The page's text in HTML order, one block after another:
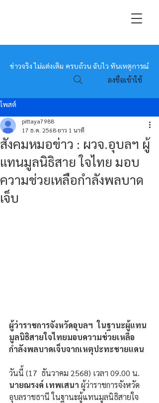
หมอข่าว
ข่าวจริง ไม่แต่งเติม ครบถ้วน ฉับไว ทันเหตุการณ์
ลงชื่อเข้าใช้
โพสต์
สังคมหมอข่าว : ผวจ.อุบลฯ ผู้
แทนมูลนิธิสาย ใจไทย มอบ
ความช่วยเหลือกำลังพลบาด
เจ็บ
pittaya7988
17 ธ.ค. 2568 ยาว 1 นาที
ผู้ว่าราชการจังหวัดอุบลฯ  ในฐานะผู้แทน
มูลนิธิสายใจไทยมอบความช่วยเหลือ
กำลังพลบาดเจ็บจากเหตุปะทะชายแดน
วันนี้ (17  ธันวาคม 2568) เวลา 09.00 น.
นายณรงค์ เทพเสนา ผู้ว่าราชการจังหวัด
อุบลราชธานี ในฐานะผู้แทนมูลนิธิสายใจ